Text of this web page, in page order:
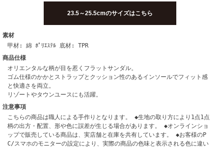
23.5～25.5cmのサイズはこちら
素材
甲材: 綿 ﾎﾟﾘｴｽﾃﾙ 底材: TPR
商品仕様
オリエンタルな柄が目を惹くフラットサンダル。
ゴム仕様のかかとストラップとクッション性のあるインソールでフィット感
と快適さを両立。
リゾートやタウンユースにも活躍。
注意事項
こちらの商品は職人による手作りとなります。 ◆生地の取り方により1点1点
柄の出方・配置、形や色に誤差が生じる場合があります。 ◆オンラインショ
ップで販売している商品は、実店舗と在庫を共有しています。 ◆お客様のP
C/スマホのモニターの設定により、実際の商品の色味と表示される色に違い